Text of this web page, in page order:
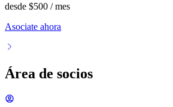
desde $500 / mes
Asociate ahora
Área de socios